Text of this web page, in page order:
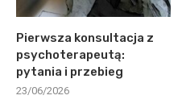
Pierwsza konsultacja z
psychoterapeutą:
pytania i przebieg
23/06/2026